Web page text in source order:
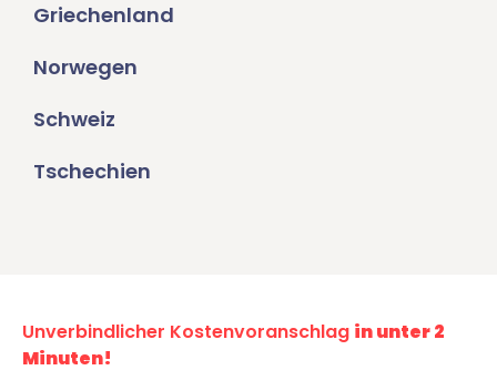
Griechenland
Norwegen
Schweiz
Tschechien
Unverbindlicher Kostenvoranschlag in unter 2
Minuten!